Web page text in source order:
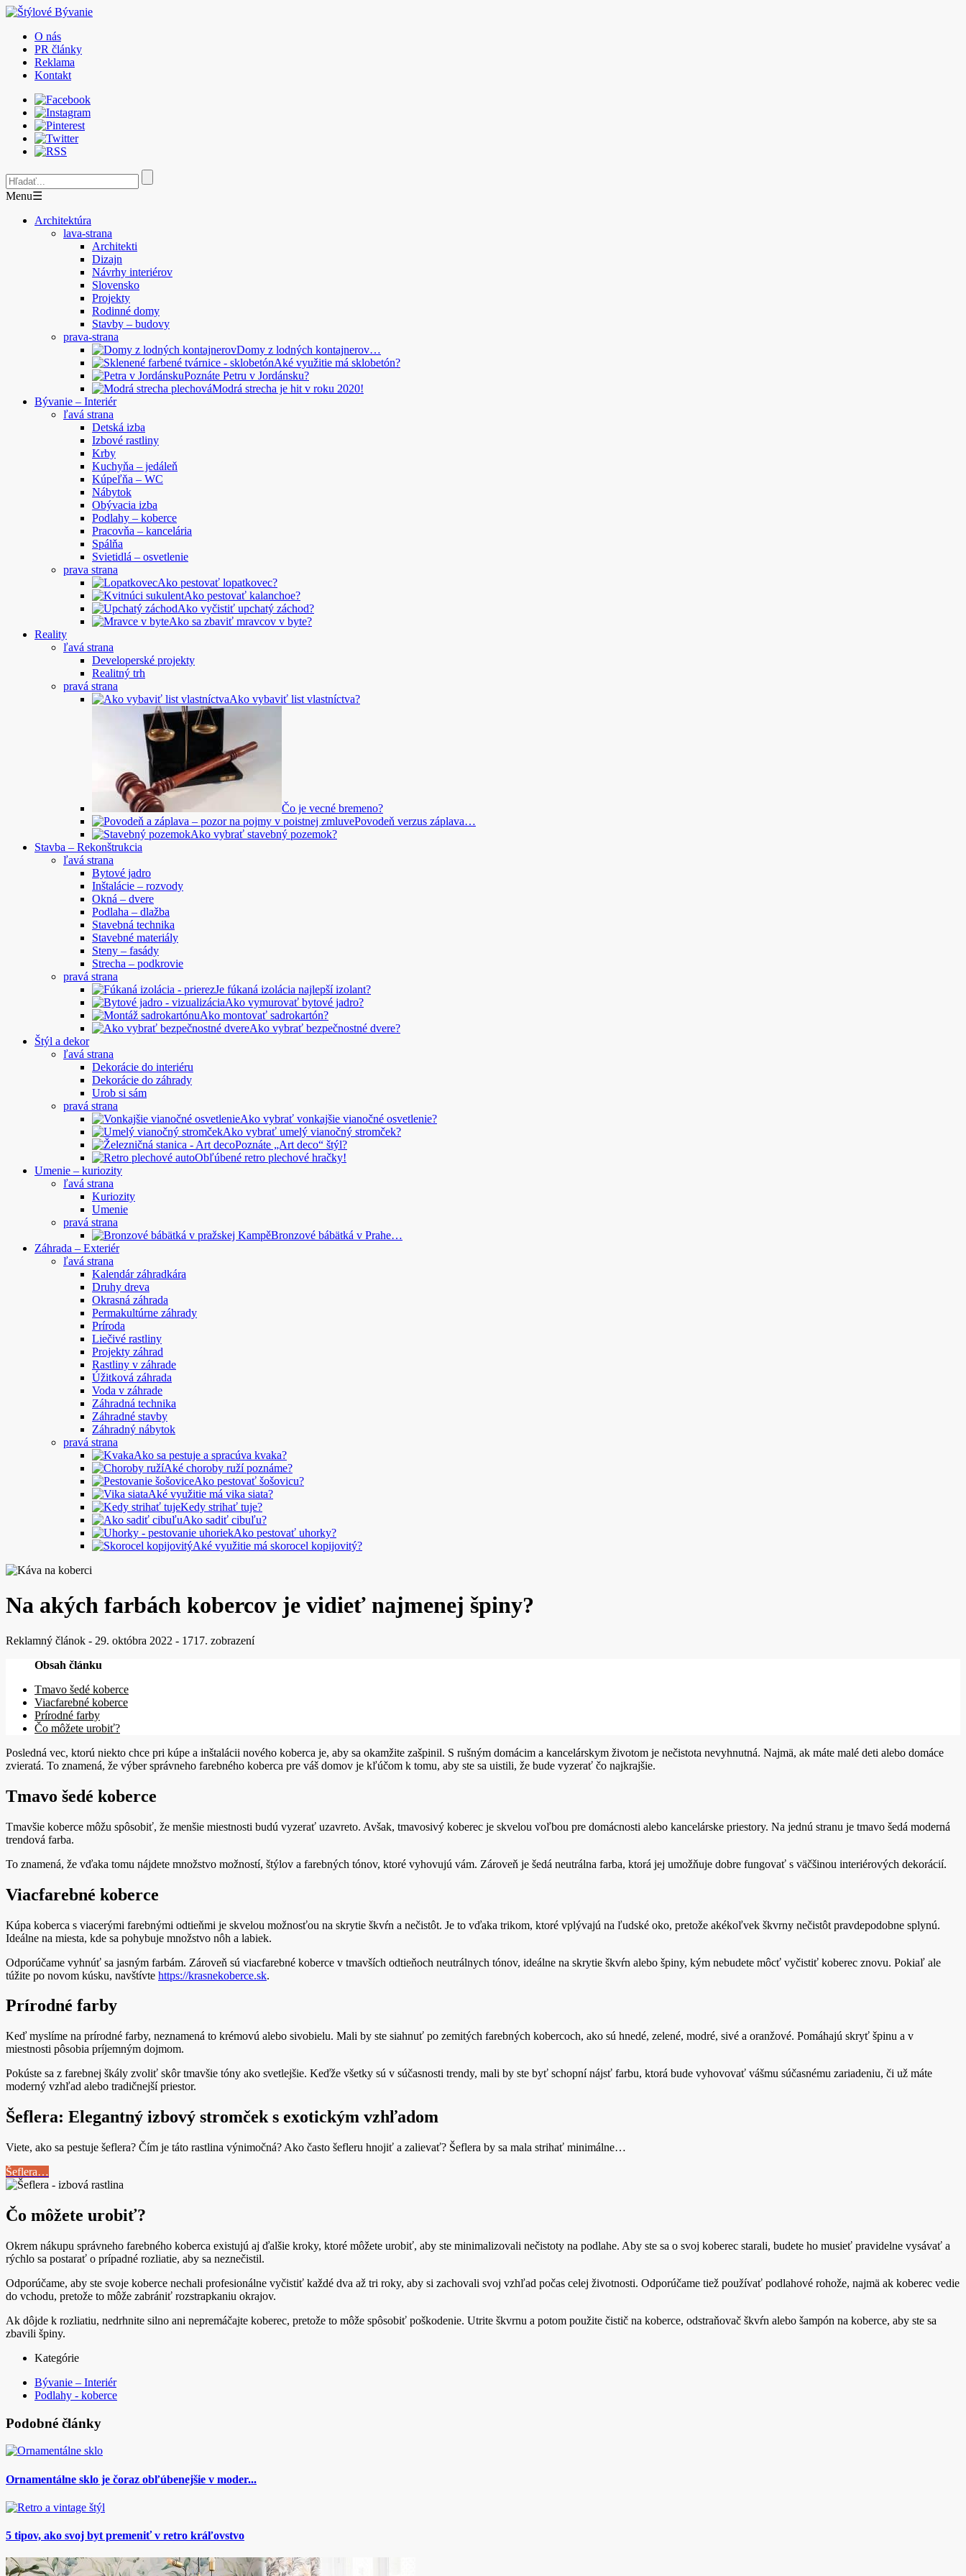
O nás
PR články
Reklama
Kontakt
Menu☰
Architektúra
lava-strana
Architekti
Dizajn
Návrhy interiérov
Slovensko
Projekty
Rodinné domy
Stavby – budovy
prava-strana
Domy z lodných kontajnerov…
Aké využitie má sklobetón?
Poznáte Petru v Jordánsku?
Modrá strecha je hit v roku 2020!
Bývanie – Interiér
ľavá strana
Detská izba
Izbové rastliny
Krby
Kuchyňa – jedáleň
Kúpeľňa – WC
Nábytok
Obývacia izba
Podlahy – koberce
Pracovňa – kancelária
Spálňa
Svietidlá – osvetlenie
prava strana
Ako pestovať lopatkovec?
Ako pestovať kalanchoe?
Ako vyčistiť upchatý záchod?
Ako sa zbaviť mravcov v byte?
Reality
ľavá strana
Developerské projekty
Realitný trh
pravá strana
Ako vybaviť list vlastníctva?
Čo je vecné bremeno?
Povodeň verzus záplava…
Ako vybrať stavebný pozemok?
Stavba – Rekonštrukcia
ľavá strana
Bytové jadro
Inštalácie – rozvody
Okná – dvere
Podlaha – dlažba
Stavebná technika
Stavebné materiály
Steny – fasády
Strecha – podkrovie
pravá strana
Je fúkaná izolácia najlepší izolant?
Ako vymurovať bytové jadro?
Ako montovať sadrokartón?
Ako vybrať bezpečnostné dvere?
Štýl a dekor
ľavá strana
Dekorácie do interiéru
Dekorácie do záhrady
Urob si sám
pravá strana
Ako vybrať vonkajšie vianočné osvetlenie?
Ako vybrať umelý vianočný stromček?
Poznáte „Art deco“ štýl?
Obľúbené retro plechové hračky!
Umenie – kuriozity
ľavá strana
Kuriozity
Umenie
pravá strana
Bronzové bábätká v Prahe…
Záhrada – Exteriér
ľavá strana
Kalendár záhradkára
Druhy dreva
Okrasná záhrada
Permakultúrne záhrady
Príroda
Liečivé rastliny
Projekty záhrad
Rastliny v záhrade
Úžitková záhrada
Voda v záhrade
Záhradná technika
Záhradné stavby
Záhradný nábytok
pravá strana
Ako sa pestuje a spracúva kvaka?
Aké choroby ruží poznáme?
Ako pestovať šošovicu?
Aké využitie má vika siata?
Kedy strihať tuje?
Ako sadiť cibuľu?
Ako pestovať uhorky?
Aké využitie má skorocel kopijovitý?
Na akých farbách kobercov je vidieť najmenej špiny?
Reklamný článok - 29. októbra 2022 - 1717. zobrazení
Obsah článku
Tmavo šedé koberce
Viacfarebné koberce
Prírodné farby
Čo môžete urobiť?
Posledná vec, ktorú niekto chce pri kúpe a inštalácii nového koberca je, aby sa okamžite zašpinil. S rušným domácim a kancelárskym životom je nečistota nevyhnutná. Najmä, ak máte malé deti alebo domáce
zvieratá. To znamená, že výber správneho farebného koberca pre váš domov je kľúčom k tomu, aby ste sa uistili, že bude vyzerať čo najkrajšie.
Tmavo šedé koberce
Tmavšie koberce môžu spôsobiť, že menšie miestnosti budú vyzerať uzavreto. Avšak, tmavosivý koberec je skvelou voľbou pre domácnosti alebo kancelárske priestory. Na jednú stranu je tmavo šedá moderná
trendová farba.
To znamená, že vďaka tomu nájdete množstvo možností, štýlov a farebných tónov, ktoré vyhovujú vám. Zároveň je šedá neutrálna farba, ktorá jej umožňuje dobre fungovať s väčšinou interiérových dekorácií.
Viacfarebné koberce
Kúpa koberca s viacerými farebnými odtieňmi je skvelou možnosťou na skrytie škvŕn a nečistôt. Je to vďaka trikom, ktoré vplývajú na ľudské oko, pretože akékoľvek škvrny nečistôt pravdepodobne splynú.
Ideálne na miesta, kde sa pohybuje množstvo nôh a labiek.
Odporúčame vyhnúť sa jasným farbám. Zároveň sú viacfarebné koberce v tmavších odtieňoch neutrálnych tónov, ideálne na skrytie škvŕn alebo špiny, kým nebudete môcť vyčistiť koberec znovu. Pokiaľ ale
túžite po novom kúsku, navštívte https://krasnekoberce.sk.
Prírodné farby
Keď myslíme na prírodné farby, neznamená to krémovú alebo sivobielu. Mali by ste siahnuť po zemitých farebných kobercoch, ako sú hnedé, zelené, modré, sivé a oranžové. Pomáhajú skryť špinu a v
miestnosti pôsobia príjemným dojmom.
Pokúste sa z farebnej škály zvoliť skôr tmavšie tóny ako svetlejšie. Keďže všetky sú v súčasnosti trendy, mali by ste byť schopní nájsť farbu, ktorá bude vyhovovať vášmu súčasnému zariadeniu, či už máte
moderný vzhľad alebo tradičnejší priestor.
Šeflera: Elegantný izbový stromček s exotickým vzhľadom
Viete, ako sa pestuje šeflera? Čím je táto rastlina výnimočná? Ako často šefleru hnojiť a zalievať? Šeflera by sa mala strihať minimálne…
Šeflera…
Čo môžete urobiť?
Okrem nákupu správneho farebného koberca existujú aj ďalšie kroky, ktoré môžete urobiť, aby ste minimalizovali nečistoty na podlahe. Aby ste sa o svoj koberec starali, budete ho musieť pravidelne vysávať a
rýchlo sa postarať o prípadné rozliatie, aby sa neznečistil.
Odporúčame, aby ste svoje koberce nechali profesionálne vyčistiť každé dva až tri roky, aby si zachovali svoj vzhľad počas celej životnosti. Odporúčame tiež používať podlahové rohože, najmä ak koberec vedie
do vchodu, pretože to môže zabrániť rozstrapkaniu okrajov.
Ak dôjde k rozliatiu, nedrhnite silno ani nepremáčajte koberec, pretože to môže spôsobiť poškodenie. Utrite škvrnu a potom použite čistič na koberce, odstraňovač škvŕn alebo šampón na koberce, aby ste sa
zbavili špiny.
Kategórie
Bývanie – Interiér
Podlahy - koberce
Podobné články
Ornamentálne sklo je čoraz obľúbenejšie v moder...
5 tipov, ako svoj byt premeniť v retro kráľovstvo